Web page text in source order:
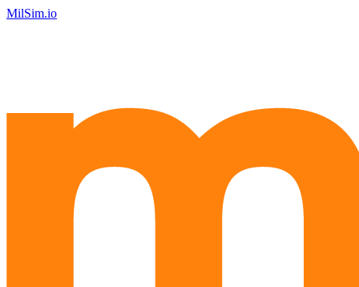
MilSim.io